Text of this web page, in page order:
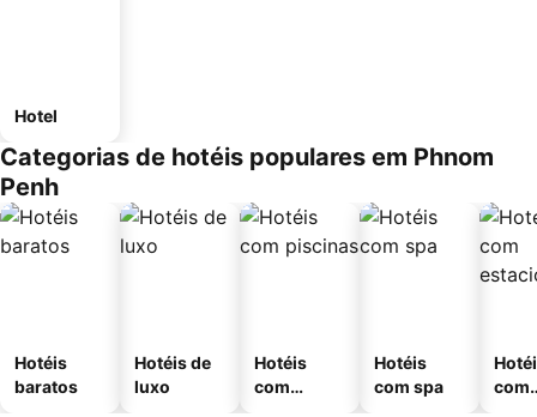
Hotel
Categorias de hotéis populares em Phnom
Penh
Hotéis
baratos
Hotéis de
luxo
Hotéis
com
Hotéis
com spa
com